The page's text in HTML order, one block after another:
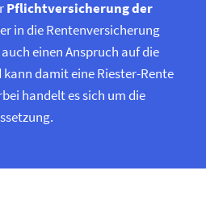
Pflicht­versicherung der
in die Renten­versicherung
einen Anspruch auf die
damit eine Riester-Rente
handelt es sich um die